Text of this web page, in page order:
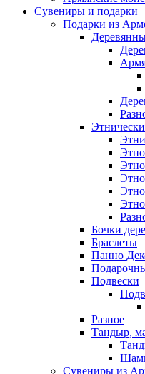
Сувениры и подарки
Подарки из
Бочки
Браслеты
Панно
Подвески
Разное
Тандыр,
Сувениры из